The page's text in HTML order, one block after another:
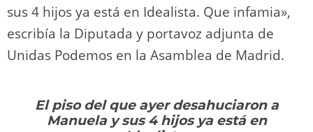
sus 4 hijos ya está en Idealista. Que infamia»,
escribía la Diputada y portavoz adjunta de
Unidas Podemos en la Asamblea de Madrid.
El piso del que ayer desahuciaron a
Manuela y sus 4 hijos ya está en